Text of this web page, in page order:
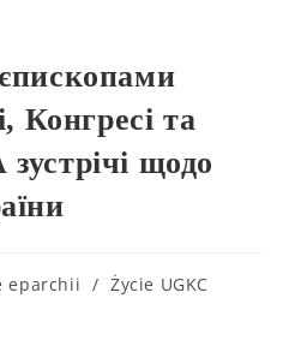
Конгресі та
щодо
eparchii / Życie UGKC